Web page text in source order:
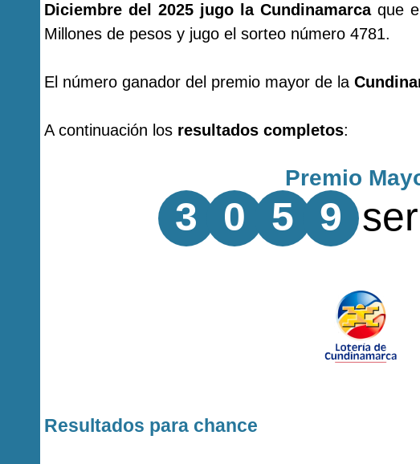
Diciembre del 2025 jugo la Cundinamarcaque
Millones de pesos y jugo el sorteo número 4781.
El número ganador del premio mayor de la
A continuación los resultados completos:
Premio
3 0 5 9
Resultados para chance